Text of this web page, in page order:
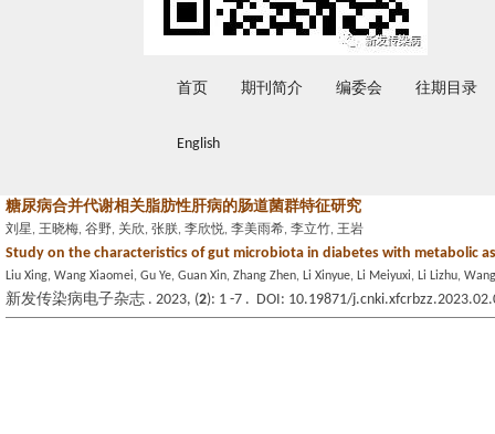
首页 期刊简介 编委会 往期目录
English
糖尿病合并代谢相关脂肪性肝病的肠道菌群特征研究
刘星, 王晓梅, 谷野, 关欣, 张朕, 李欣悦, 李美雨希, 李立竹, 王岩
Study on the characteristics of gut microbiota in diabetes with metabolic
Liu Xing, Wang Xiaomei, Gu Ye, Guan Xin, Zhang Zhen, Li Xinyue, Li Meiyuxi, Li Lizhu,
新发传染病电子杂志 . 2023, (2): 1 -7 . DOI: 10.19871/